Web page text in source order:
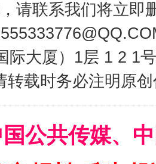
请联系我们将立即
际大厦）1层 1 2 1
转载时务必注明原
公共传媒、